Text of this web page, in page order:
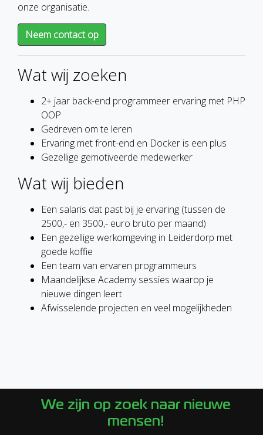
onze organisatie.
Neem contact op
Wat wij zoeken
2+ jaar back-end programmeer ervaring met PHP
OOP
Gedreven om te leren
Ervaring met front-end en Docker is een plus
Gezellige gemotiveerde medewerker
Wat wij bieden
Een salaris dat past bij je ervaring (tussen de
2500,- en 3500,- euro bruto per maand)
Een gezellige werkomgeving in Leiderdorp met
goede koffie
Een team van ervaren programmeurs
Maandelijkse Academy sessies waarop je
nieuwe dingen leert
Afwisselende projecten en veel mogelijkheden
We zijn op zoek naar nieuwe
mensen!